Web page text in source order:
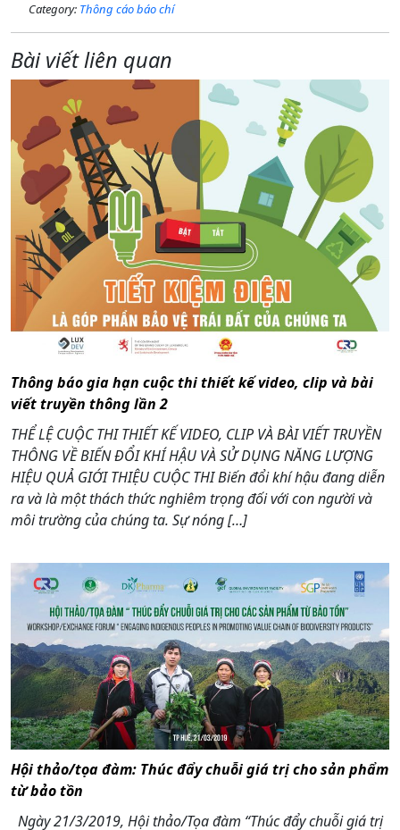
Category: Thông cáo báo chí
Bài viết liên quan
Thông báo gia hạn cuộc thi thiết kế video, clip và bài
viết truyền thông lần 2
THỂ LỆ CUỘC THI THIẾT KẾ VIDEO, CLIP VÀ BÀI VIẾT TRUYỀN
THÔNG VỀ BIẾN ĐỔI KHÍ HẬU VÀ SỬ DỤNG NĂNG LƯỢNG
HIỆU QUẢ GIỚI THIỆU CUỘC THI Biến đổi khí hậu đang diễn
ra và là một thách thức nghiêm trọng đối với con người và
môi trường của chúng ta. Sự nóng […]
Hội thảo/tọa đàm: Thúc đẩy chuỗi giá trị cho sản phẩm
từ bảo tồn
Ngày 21/3/2019, Hội thảo/Tọa đàm “Thúc đẩy chuỗi giá trị